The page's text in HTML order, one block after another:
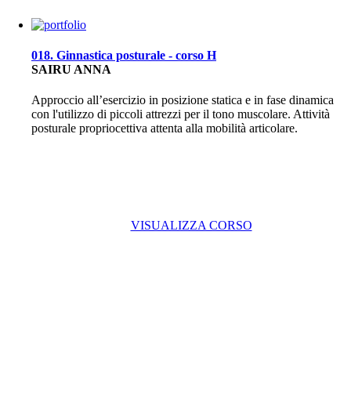
018. Ginnastica posturale - corso H
SAIRU ANNA
Approccio all’esercizio in posizione statica e in fase dinamica
con l'utilizzo di piccoli attrezzi per il tono muscolare. Attività
posturale propriocettiva attenta alla mobilità articolare.
VISUALIZZA CORSO